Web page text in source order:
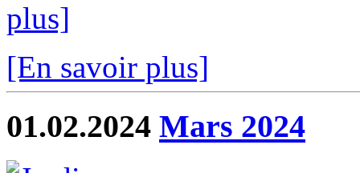
plus]
[En savoir plus]
01.02.2024 Mars 2024